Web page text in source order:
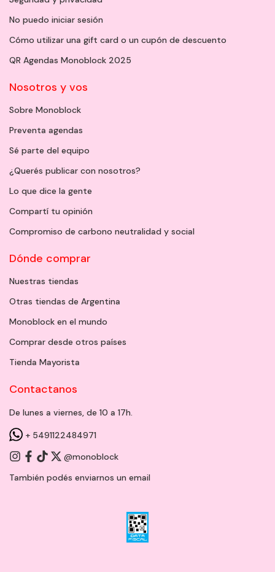
No puedo iniciar sesión
Cómo utilizar una gift card o un cupón de descuento
QR Agendas Monoblock 2025
Nosotros y vos
Sobre Monoblock
Preventa agendas
Sé parte del equipo
¿Querés publicar con nosotros?
Lo que dice la gente
Compartí tu opinión
Compromiso de carbono neutralidad y social
Dónde comprar
Nuestras tiendas
Otras tiendas de Argentina
Monoblock en el mundo
Comprar desde otros países
Tienda Mayorista
Contactanos
De lunes a viernes, de 10 a 17h.
+ 5491122484971
@monoblock
También podés enviarnos un email